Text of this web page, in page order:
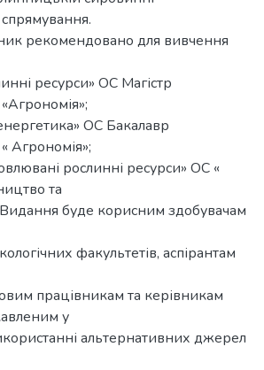
рекомендовано для вивчення
ресурси» ОС Магістр
ОС Бакалавр
Агрономія»;
рослинні ресурси» ОС «
та
буде корисним здобувачам
факультетів, аспірантам
працівникам та керівникам
у
альтернативних джерел